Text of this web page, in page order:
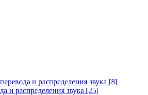
и распределения звука [8]
и распределения звука [25]